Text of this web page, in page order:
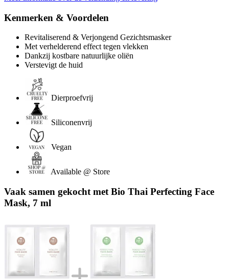
Kenmerken & Voordelen
Revitaliserend & Verjongend Gezichtsmasker
Met verhelderend effect tegen vlekken
Dankzij kostbare natuurlijke oliën
Verstevigt de huid
Dierproefvrij
Siliconenvrij
Vegan
Available @ Store
Vaak samen gekocht met Bio Thai Perfecting Face
Mask, 7 ml